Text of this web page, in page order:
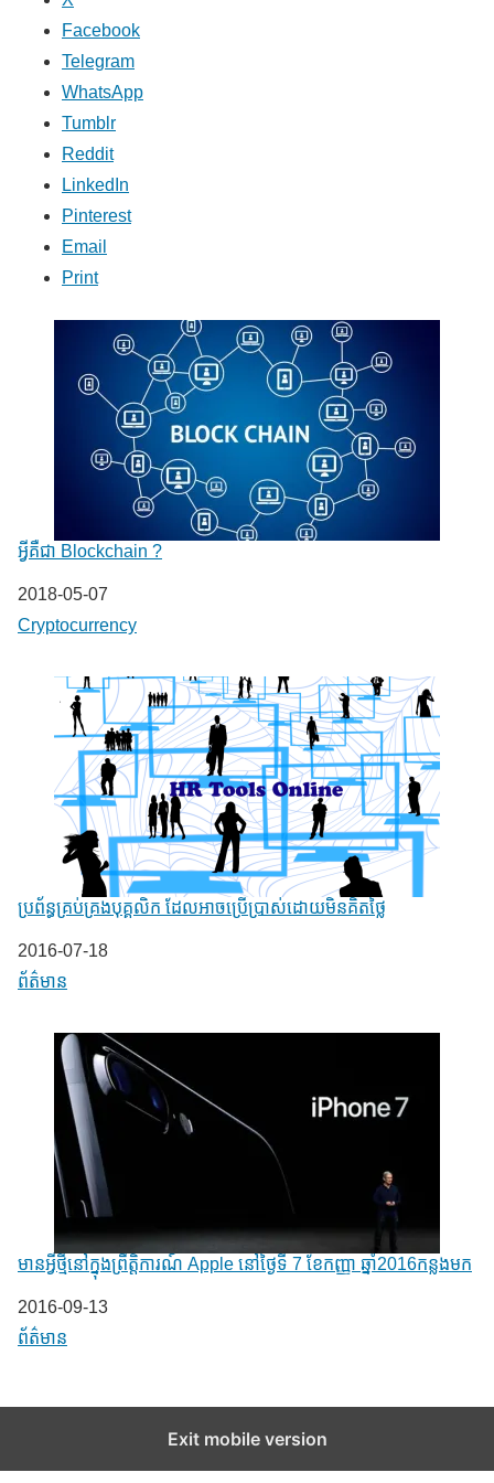
Facebook
Telegram
WhatsApp
Tumblr
Reddit
LinkedIn
Pinterest
Email
Print
អ្វីគឺជា Blockchain ?
Date
2018-05-07
In relation to
Cryptocurrency
ប្រព័ន្ធគ្រប់គ្រងបុគ្គលិក ដែលអាចប្រើប្រាស់ដោយមិនគិតថ្លៃ
Date
2016-07-18
In relation to
ព័ត៌មាន
មានអ្វីថ្មីនៅក្នុងព្រឹត្តិការណ៍ Apple នៅថ្ងៃទី 7 ខែកញ្ញា ឆ្នាំ2016​កន្លងមក
Date
2016-09-13
In relation to
ព័ត៌មាន
Exit mobile version